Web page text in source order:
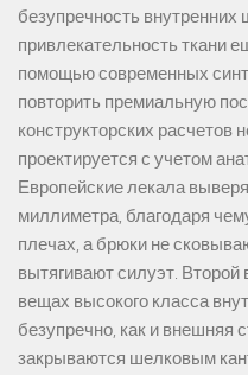
безупречность
привлекательность ткани
помощью современных
повторить премиальную
конструкторских расчетов
проектируется с учетом
Европейские лекала
миллиметра, благодаря
плечах, а брюки не
вытягивают силуэт.
вещах высокого класса
безупречно, как и внешняя
закрываются шелковым